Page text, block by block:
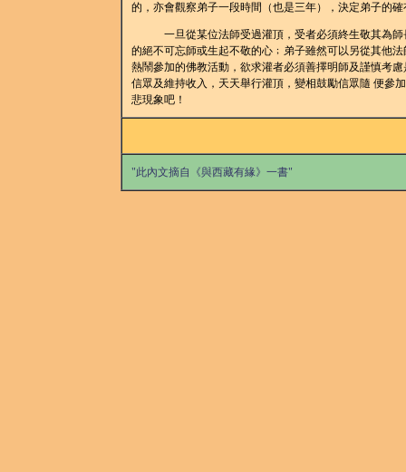
的，亦會觀察弟子一段時間（也是三年），決定弟子的
一旦從某位法師受過灌頂，受者必須終生敬其為師長
的絕不可忘師或生起不敬的心﹔弟子雖然可以另從其他
熱鬧參加的佛教活動，欲求灌者必須善擇明師及謹慎考
信眾及維持收入，天天舉行灌頂，變相鼓勵信眾隨 便參
悲現象吧！
"此內文摘自《與西藏有緣》一書"